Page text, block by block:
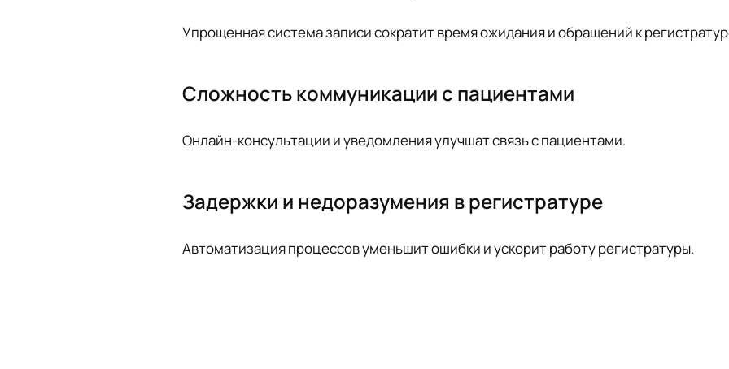
Упрощенная система записи сократит время ожидания и обращений к
Сложность коммуникации с пациентами
Онлайн-консультации и уведомления улучшат связь с пациентами.
Задержки и недоразумения в регистратуре
Автоматизация процессов уменьшит ошибки и ускорит работу регистратуры.